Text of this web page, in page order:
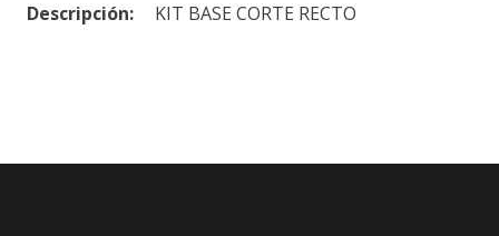
Descripción: KIT BASE CORTE RECTO